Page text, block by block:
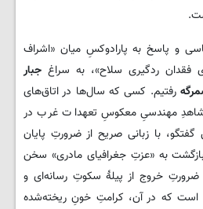
و پاسخ به پارادوکسِ میان «اشراف
فقدان ردگیری سلاح»، به سراغ جبار
رفتیم. کسی که سال‌ها در اتاق‌های
مهندسیِ معکوسِ تعهدات غرب در
با زبانی صریح از ضرورتِ پایان
به «عزتِ جغرافیای مادری» سخن
ضرورتِ خروج از پیلۀ سکوتِ رسانه‌ای و
است که در آن، کرامتِ خونِ ریخته‌شده